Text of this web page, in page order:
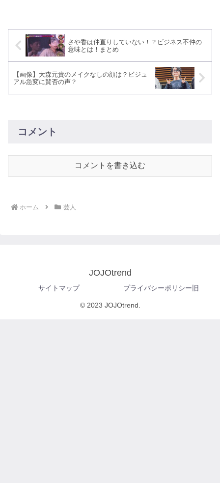
さや香は仲直りしていない！？ビジネス不仲の
意味とは！まとめ
【画像】大森元貴のメイクなしの顔は？ビジュ
アル急変に賛否の声？
コメント
コメントを書き込む
ホーム 芸人
JOJOtrend
サイトマップ プライバシーポリシー旧
© 2023 JOJOtrend.